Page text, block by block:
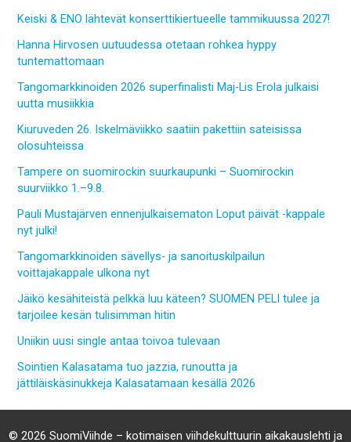
Keiski & ENO lähtevät konserttikiertueelle tammikuussa 2027!
Hanna Hirvosen uutuudessa otetaan rohkea hyppy
tuntemattomaan
Tangomarkkinoiden 2026 superfinalisti Maj-Lis Erola julkaisi
uutta musiikkia
Kiuruveden 26. Iskelmäviikko saatiin pakettiin sateisissa
olosuhteissa
Tampere on suomirockin suurkaupunki – Suomirockin
suurviikko 1.–9.8.
Pauli Mustajärven ennenjulkaisematon Loput päivät -kappale
nyt julki!
Tangomarkkinoiden sävellys- ja sanoituskilpailun
voittajakappale ulkona nyt
Jäikö kesähiteistä pelkkä luu käteen? SUOMEN PELI tulee ja
tarjoilee kesän tulisimman hitin
Uniikin uusi single antaa toivoa tulevaan
Sointien Kalasatama tuo jazzia, runoutta ja
jättiläiskäsinukkeja Kalasatamaan kesällä 2026
© 2026 SuomiViihde – kotimaisen viihdekulttuurin aikakauslehti ja